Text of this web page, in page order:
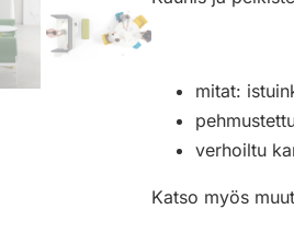
mitat:
verhoiltu
Katso myös muut